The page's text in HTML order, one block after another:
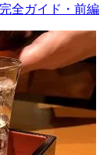
全ガイド・前編